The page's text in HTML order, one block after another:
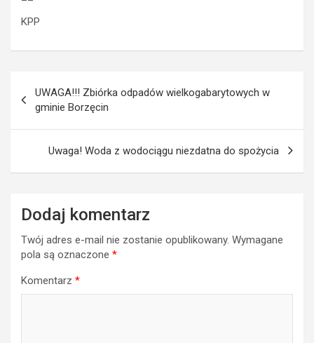
KPP
wpisu
UWAGA!!! Zbiórka odpadów wielkogabarytowych w
gminie Borzęcin
Uwaga! Woda z wodociągu niezdatna do spożycia
Dodaj komentarz
Twój adres e-mail nie zostanie opublikowany. Wymagane
pola są oznaczone *
Komentarz *